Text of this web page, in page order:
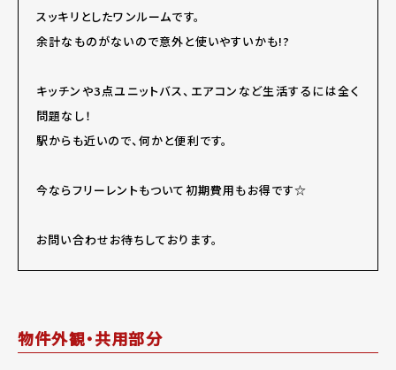
スッキリとしたワンルームです。
余計なものがないので意外と使いやすいかも!?
キッチンや3点ユニットバス、エアコンなど生活するには全く
問題なし！
駅からも近いので、何かと便利です。
今ならフリーレントもついて初期費用もお得です☆
お問い合わせお待ちしております。
物件外観・共用部分